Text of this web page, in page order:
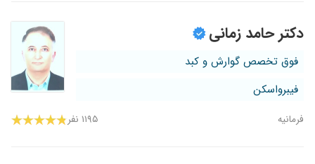
دکتر حامد زمانی
فوق تخصص گوارش و کبد
فیبرواسکن
فرمانیه ۱۱۹۵ نفر